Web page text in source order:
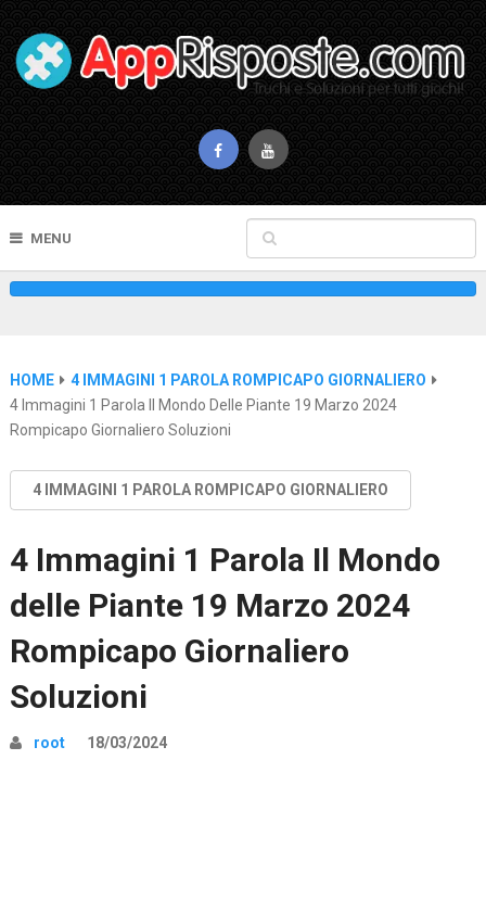
MENU
HOME
4 IMMAGINI 1 PAROLA ROMPICAPO GIORNALIERO
4 Immagini 1 Parola Il Mondo Delle Piante 19 Marzo 2024
Rompicapo Giornaliero Soluzioni
4 IMMAGINI 1 PAROLA ROMPICAPO GIORNALIERO
4 Immagini 1 Parola Il Mondo
delle Piante 19 Marzo 2024
Rompicapo Giornaliero
Soluzioni
root 18/03/2024